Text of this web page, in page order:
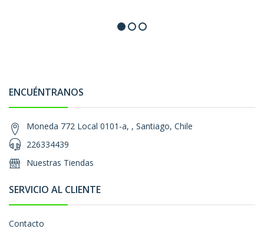
ENCUÉNTRANOS
Moneda 772 Local 0101-a, , Santiago, Chile
226334439
Nuestras Tiendas
SERVICIO AL CLIENTE
Contacto